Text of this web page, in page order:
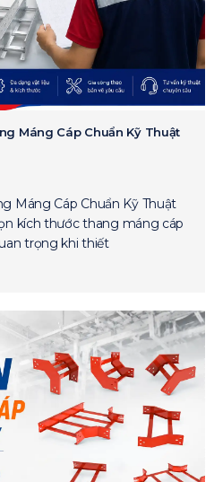
Máng Cáp Chuẩn Kỹ Thuật
Máng Cáp Chuẩn Kỹ Thuật
kích thước thang máng cáp
trọng khi thiết